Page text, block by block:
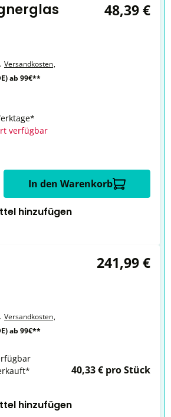
48,39 €
Versandkosten,
ab 99€**
verfügbar
In den Warenkorb
hinzufügen
241,99 €
Versandkosten,
ab 99€**
40,33 € pro Stück
hinzufügen